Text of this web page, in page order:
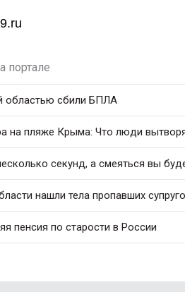
портале
областью сбили БПЛА
на пляже Крыма: Что люди
секунд, а смеяться вы
нашли тела пропавших
пенсия по старости в России